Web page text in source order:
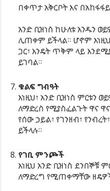
በቀጥታ አቅርቦት እና
አንድ ቢዝነስ ከሁለቱ አንዱን
ሊጠቀም ይችላል። ሆኖም
ጋር፣ እንዴት ጥቅም ላይ
ይገባል።
ቁልፍ ግብዓት
እነዚህ፣ አንድ ቢዝነስ ምርቱን
ለማድረስ የሚያስፈልጉት ዋና
የሰው ኃይል፣ የገንዘብ፣
ይችላሉ።
የገቢ ምንጮች
እነዚህ አንድ ቢዝነስ ደንበኞቹ
ለማድረግ የሚጠቀማቸው